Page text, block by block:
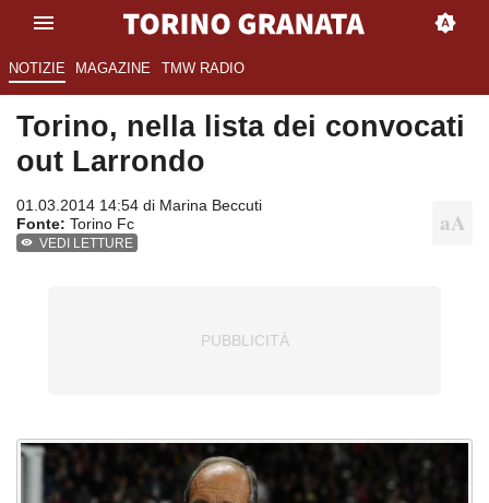
NOTIZIE MAGAZINE TMW RADIO
Torino, nella lista dei convocati
out Larrondo
01.03.2014 14:54 di Marina Beccuti
Fonte: Torino Fc
VEDI LETTURE